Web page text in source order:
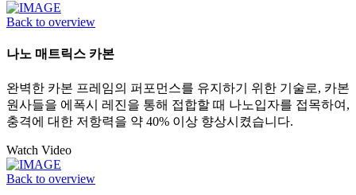
Back to overview
나노 매트릭스 카본
완벽한 카본 프레임의 퍼포먼스를 유지하기 위한 기술로, 카본
원사들을 에폭시 레진을 통해 접합할 때 나노입자를 접목하여,
충격에 대한 저항력을 약 40% 이상 향상시켰습니다.
Watch Video
Back to overview